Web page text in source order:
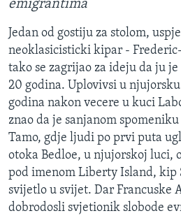
emigrantima
Jedan od gostiju za stolom,
neoklasicisticki kipar -
tako se zagrijao za ideju da ju
20 godina. Uplovivsi u
godina nakon vecere u kuci
znao da je sanjanom spomeniku
Tamo, gdje ljudi po prvi puta
otoka Bedloe, u njujorskoj luci,
pod imenom Liberty Island, kip
svijetlo u svijet. Dar Francuske
dobrodosli svjetionik slobode